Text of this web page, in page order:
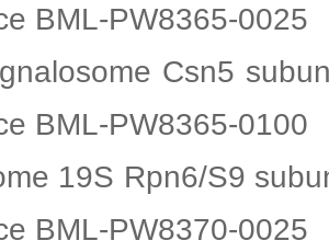
BML-PW8365-0025
Csn5
BML-PW8365-0100
19S Rpn6/S9
BML-PW8370-0025